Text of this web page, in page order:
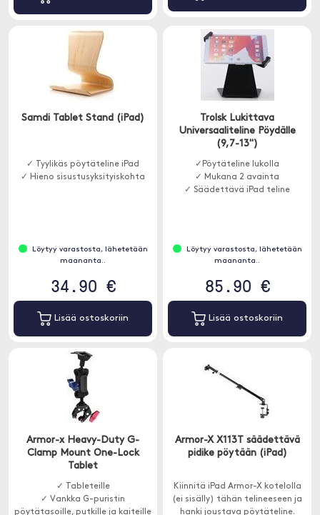
Samdi Tablet Stand (iPad)
✓ Tyylikäs pöytäteline iPad
✓ Hieno sisustusyksityiskohta
Löytyy varastosta, lähetetään
maananta..
34.90 €
Lisää ostoskoriin
Trolsk Lukittava
Universaaliteline Pöydälle
(9,7-13")
✓Pöytäteline lukolla
✓ Mukana 2 avainta
✓ Säädettävä iPad teline
Löytyy varastosta, lähetetään
maananta..
85.90 €
Lisää ostoskoriin
Armor-x Heavy-Duty G-
Clamp Mount One-Lock
Tablet
✓ Tableteille
✓ Vankka G-puristin
pöytätasoille, putkille ja kaiteille
Armor-X X113T säädettävä
pidike pöytään (iPad)
Kiinnitä iPad Armor-X kotelolla
(ei sisälly) tähän telineeseen ja
hanki joustava pöytäteline.